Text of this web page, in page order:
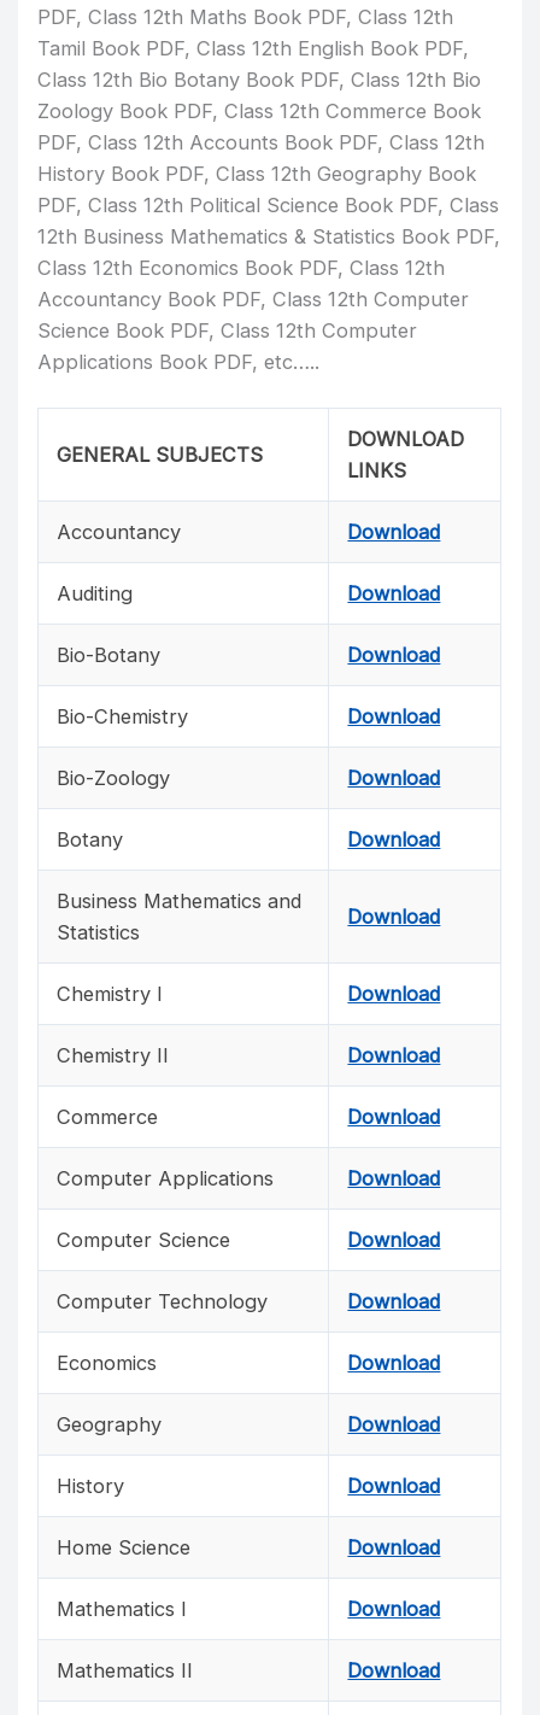
PDF, Class 12th Maths Book PDF, Class 12th
Tamil Book PDF, Class 12th English Book PDF,
Class 12th Bio Botany Book PDF, Class 12th Bio
Zoology Book PDF, Class 12th Commerce Book
PDF, Class 12th Accounts Book PDF, Class 12th
History Book PDF, Class 12th Geography Book
PDF, Class 12th Political Science Book PDF, Class
12th Business Mathematics & Statistics Book PDF,
Class 12th Economics Book PDF, Class 12th
Accountancy Book PDF, Class 12th Computer
Science Book PDF, Class 12th Computer
Applications Book PDF, etc…..
GENERAL SUBJECTS
DOWNLOAD
LINKS
Accountancy Download
Auditing Download
Bio-Botany Download
Bio-Chemistry Download
Bio-Zoology Download
Botany Download
Business Mathematics and
Statistics
Download
Chemistry I Download
Chemistry II Download
Commerce Download
Computer Applications Download
Computer Science Download
Computer Technology Download
Economics Download
Geography Download
History Download
Home Science Download
Mathematics I Download
Mathematics II Download